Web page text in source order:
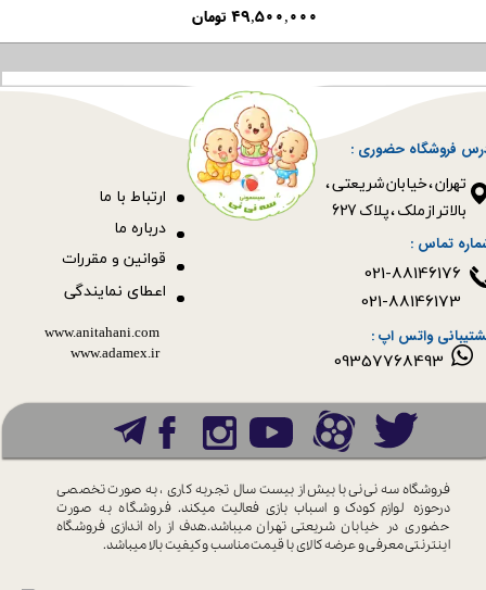
۴۹,۵۰۰,۰۰۰ تومان
فروشگاه حضوری :
​​​​​​​تهران ، خیابان شریعتی ،
بالاتر از ملک ، پلاک 627​​​​​​​
قوانین و مقررات
ارتباط با ما
09357768493
درباره ما
اعطای نمایندگی
www.anitahani.com
www.ada​​​​​​​mex.ir
فروشگاه سه نی نی با بیش از بیست سال تجربه کاری ، به صورت تخصصی
درحوزه لوازم کودک و اسباب بازی فعالیت میکند. فروشگاه به صورت
حضوری در خیابان شریعتی تهران میباشد.هدف از راه اندازی فروشگاه
اینترنتی معرفی و عرضه کالای باقیمت مناسب و کیفیت بالا میباشد.
تماس :
واتس اپ :